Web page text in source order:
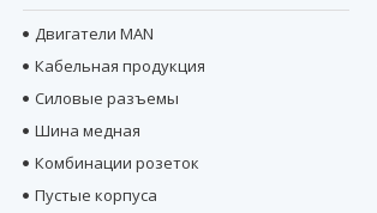
Двигатели MAN
Кабельная продукция
Силовые разъемы
Шина медная
Комбинации розеток
Пустые корпуса